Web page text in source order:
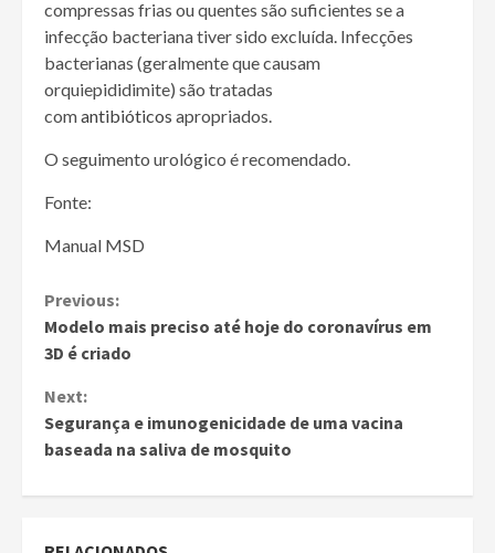
compressas frias ou quentes são suficientes se a
infecção bacteriana tiver sido excluída. Infecções
bacterianas (geralmente que causam
orquiepididimite) são tratadas
comantibióticos apropriados.
O seguimento urológico é recomendado.
Fonte:
Manual MSD
Continue
Reading
Previous:
Modelo mais preciso até hoje do coronavírus em
3D é criado
Next:
Segurança e imunogenicidade de uma vacina
baseada na saliva de mosquito